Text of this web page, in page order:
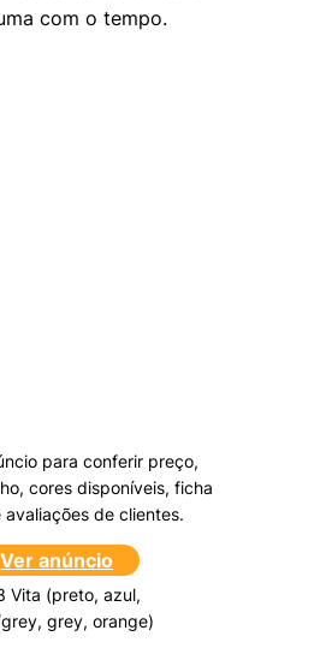
com o tempo.
para conferir preço,
cores disponíveis, ficha
avaliações de clientes.
Ver anúncio
Vita (preto, azul,
grey, orange)